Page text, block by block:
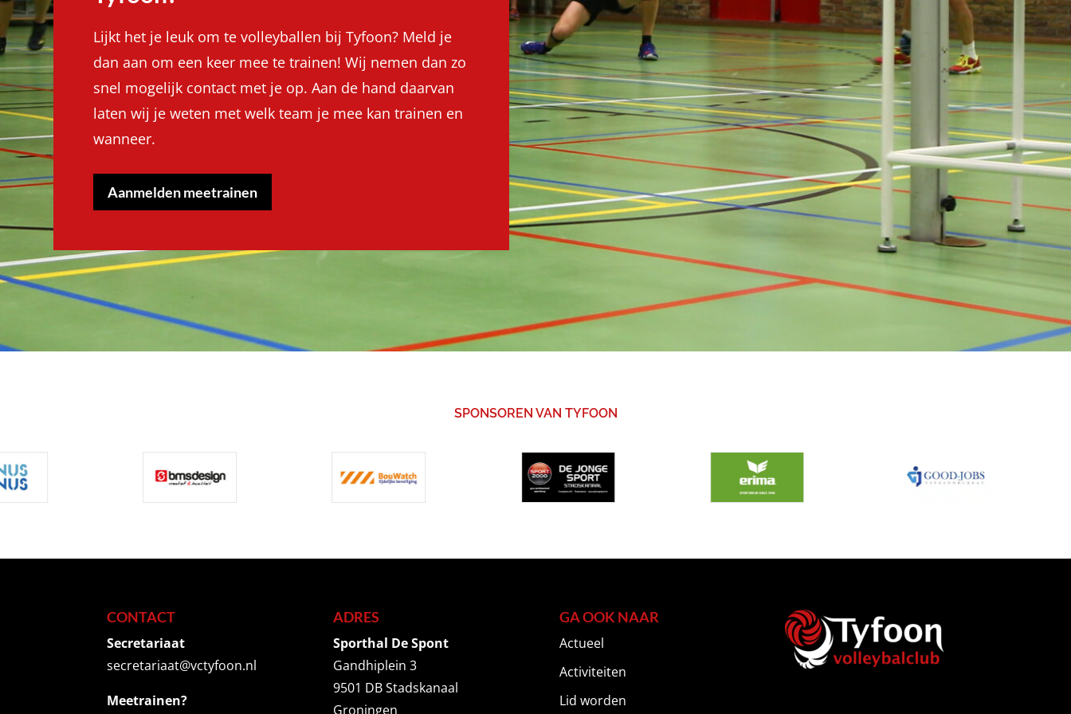
Lijkt het je leuk om te volleyballen bij Tyfoon? Meld je
dan aan om een keer mee te trainen! Wij nemen dan zo
snel mogelijk contact met je op. Aan de hand daarvan
laten wij je weten met welk team je mee kan trainen en
wanneer.
Aanmelden meetrainen
SPONSOREN VAN TYFOON
CONTACT
Secretariaat
secretariaat@vctyfoon.nl
Meetrainen?
ADRES
Sporthal De Spont
Gandhiplein 3
9501 DB Stadskanaal
Groningen
GA OOK NAAR
Actueel
Activiteiten
Lid worden